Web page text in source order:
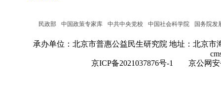
民政部 中国政策专家库 中共中央党校 中国社会科学院 国务院发
承办单位：北京市普惠公益民生研究院 地址：北京市
京ICP备2021037876号-1
京公网安